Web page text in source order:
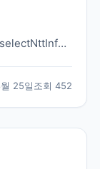
초과 150개
25일조회 452